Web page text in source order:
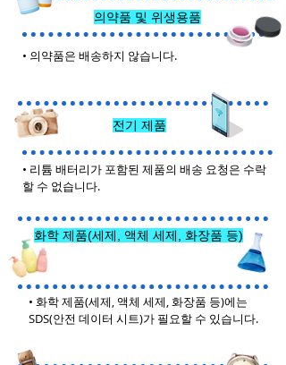
의약품 및 위생용품
• 의약품은 배송하지 않습니다.
전기 제품
• 리튬 배터리가 포함된 제품의 배송 요청은 수락
할 수 없습니다.
화학 제품(세제, 액체 세제, 화장품 등)
• 화학 제품(세제, 액체 세제, 화장품 등)에는
SDS(안전 데이터 시트)가 필요할 수 있습니다.